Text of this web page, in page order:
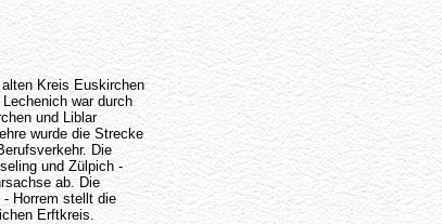
Kreis Euskirchen
war durch
und Liblar
wurde die Strecke
Die
und Zülpich -
ab. Die
Horrem stellt die
Erftkreis.